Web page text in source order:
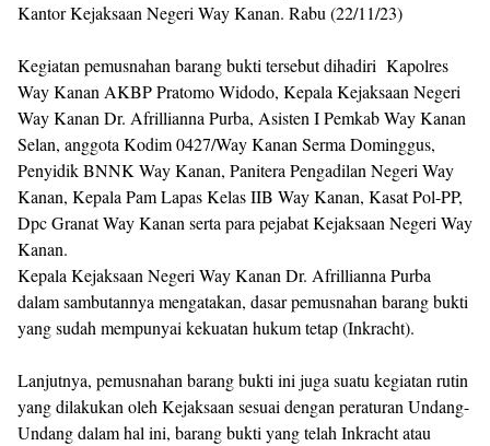
Kantor Kejaksaan Negeri Way Kanan. Rabu (22/11/23)
Kegiatan pemusnahan barang bukti tersebut dihadiri Kapolres
Way Kanan AKBP Pratomo Widodo, Kepala Kejaksaan Negeri
Way Kanan Dr. Afrillianna Purba, Asisten I Pemkab Way Kanan
Selan, anggota Kodim 0427/Way Kanan Serma Dominggus,
Penyidik BNNK Way Kanan, Panitera Pengadilan Negeri Way
Kanan, Kepala Pam Lapas Kelas IIB Way Kanan, Kasat Pol-PP,
Dpc Granat Way Kanan serta para pejabat Kejaksaan Negeri Way
Kanan.
Kepala Kejaksaan Negeri Way Kanan Dr. Afrillianna Purba
dalam sambutannya mengatakan, dasar pemusnahan barang bukti
yang sudah mempunyai kekuatan hukum tetap (Inkracht).
Lanjutnya, pemusnahan barang bukti ini juga suatu kegiatan rutin
yang dilakukan oleh Kejaksaan sesuai dengan peraturan Undang-
Undang dalam hal ini, barang bukti yang telah Inkracht atau